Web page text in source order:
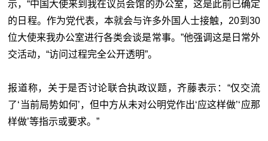
示，“中国大使来到我在议员会馆的办公室，这是此前已确定
的日程。作为党代表，本就会与许多外国人士接触，20到30
位大使来我办公室进行各类会谈是常事。”他强调这是日常外
交活动，“访问过程完全公开透明”。
报道称，关于是否讨论联合执政议题，齐藤表示：“仅交流
了‘当前局势如何’，但中方从未对公明党作出‘应这样做’‘应那
样做’等指示或要求。”